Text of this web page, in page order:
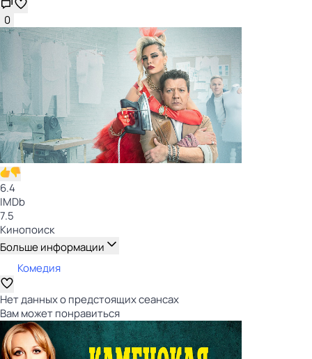
0
6.4
IMDb
7.5
Кинопоиск
Больше информации
Комедия
Нет данных о предстоящих сеансах
Вам может понравиться